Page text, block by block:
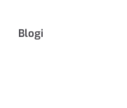
Blogi